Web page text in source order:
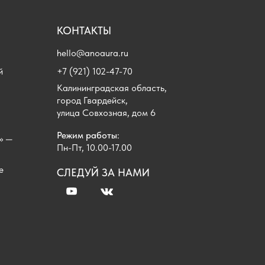
—
КОНТАКТЫ
hello@anoaura.ru
+7 (921) 102-47-70
Калининградская область,
город Гвардейск,
улица Совхозная, дом 6
Режим работы:
Пн-Пт, 10.00-17.00
СЛЕДУЙ ЗА НАМИ